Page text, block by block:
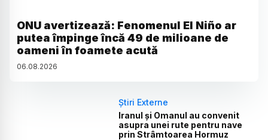
ONU avertizează: Fenomenul El Niño ar
putea împinge încă 49 de milioane de
oameni în foamete acută
06.08.2026
Știri Externe
Iranul și Omanul au convenit
asupra unei rute pentru nave
prin Strâmtoarea Hormuz